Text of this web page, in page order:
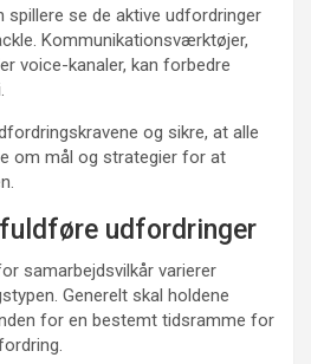
spillere se de aktive udfordringer
Kommunikationsværktøjer,
voice-kanaler, kan forbedre
og sikre, at alle
om mål og strategier for at
udfordringer
samarbejdsvilkår varierer
Generelt skal holdene
for en bestemt tidsramme for